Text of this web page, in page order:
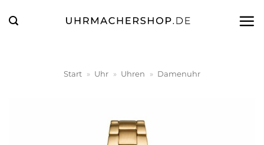
Inhalt
Start » Uhr » Uhren » Damenuhr